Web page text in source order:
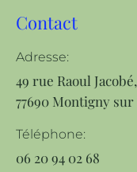
Contact
Adresse:
49 rue Raoul Jacobé,
77690 Montigny
Téléphone:
06 20 94 02 68